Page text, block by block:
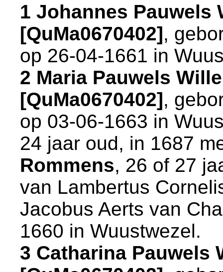
1 Johannes Pauwels
[QuMa0670402],
op 26-04-1661 in
2 Maria Pauwels
[QuMa0670402],
op 03-06-1663 in
24 jaar oud, in 1687
Rommens, 26 of 27
van Lambertus
Jacobus Aerts van
1660 in Wuustwezel.
3 Catharina Pauwels